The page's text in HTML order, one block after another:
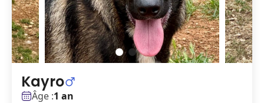
Kayro
Âge :1 an